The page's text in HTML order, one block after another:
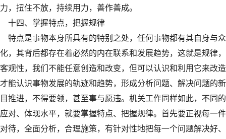
力，扭住不放，持续用力，善作善成。
十四、掌握特点，把握规律
特点是事物本身所具有的特别之处，任何事物都有其自身与
化，其背后都存在着必然的内在联系和发展趋势，这就是规律
客观性，我们不能任意创造和改变，但可以认识和利用它来改
才能认识事物发展的轨迹和趋势，形成分析问题、解决问题的
目推进，不得要领，甚至事与愿违。机关工作同样如此，不同
应对、体现水平，就要掌握特点、把握规律。首先要正视每一
对待，全面分析，合理施策，有针对性地把每一个问题解决好